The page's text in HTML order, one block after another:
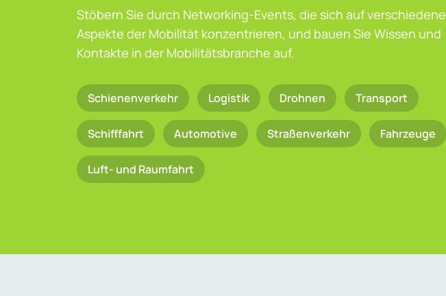
Stöbern Sie durch Networking-Events, die sich auf verschiedene
Aspekte der Mobilität konzentrieren, und bauen Sie Wissen und
Kontakte in der Mobilitätsbranche auf.
Schienenverkehr Logistik Drohnen Transport
Schifffahrt Automotive Straßenverkehr Fahrzeuge
Luft- und Raumfahrt